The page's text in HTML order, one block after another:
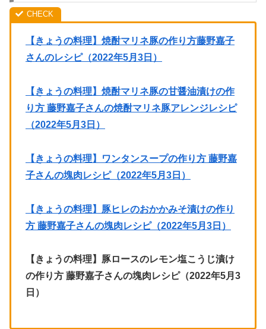
【きょうの料理】焼酎マリネ豚の作り方藤野嘉子
さんのレシピ（2022年5月3日）
【きょうの料理】焼酎マリネ豚の甘醤油漬けの作
り方 藤野嘉子さんの焼酎マリネ豚アレンジレシピ
（2022年5月3日）
【きょうの料理】ワンタンスープの作り方 藤野嘉
子さんの塊肉レシピ（2022年5月3日）
【きょうの料理】豚ヒレのおかかみそ漬けの作り
方 藤野嘉子さんの塊肉レシピ（2022年5月3日）
【きょうの料理】豚ロースのレモン塩こうじ漬け
の作り方 藤野嘉子さんの塊肉レシピ（2022年5月3
日）